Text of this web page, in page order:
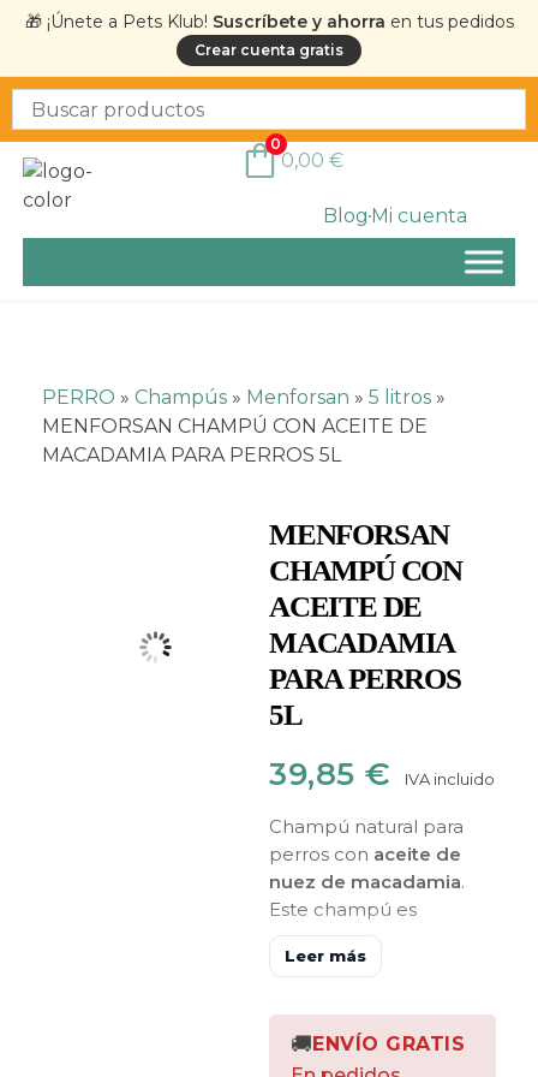
🎁 ¡Únete a Pets Klub! Suscríbete y ahorra en tus pedidos
Crear cuenta gratis
BlogMi cuenta
0
0,00 €
PERRO » Champús » Menforsan » 5 litros »
MENFORSAN CHAMPÚ CON ACEITE DE
MACADAMIA PARA PERROS 5L
MENFORSAN
CHAMPÚ CON
ACEITE DE
MACADAMIA
PARA PERROS
5L
39,85 € IVA incluido
Champú natural para
perros con aceite de
nuez de macadamia.
Este champú es
excelente para realzar
labelleza del pelaje
pielydeshacer nudos
en el pelo. El aceite de
Leer más
🚚 ENVÍO GRATIS